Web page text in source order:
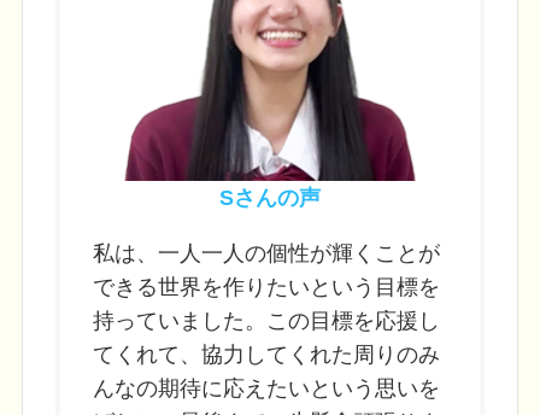
Sさんの声
私は、一人一人の個性が輝くことが
できる世界を作りたいという目標を
持っていました。この目標を応援し
てくれて、協力してくれた周りのみ
んなの期待に応えたいという思いを